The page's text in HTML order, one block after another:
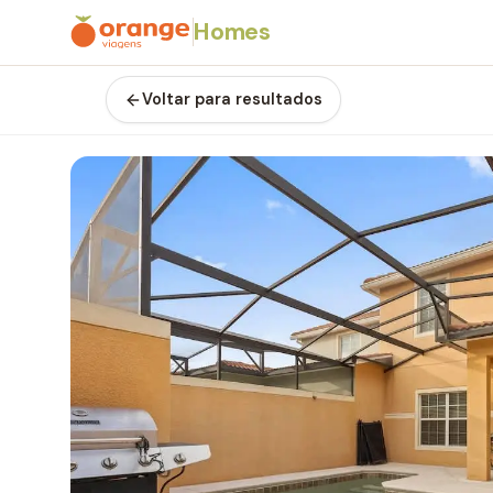
Homes
Voltar para resultados